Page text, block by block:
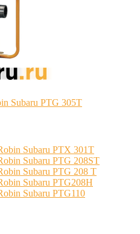
Subaru PTG 305T
Subaru PTX 301T
Subaru PTG 208ST
Subaru PTG 208 Т
Subaru PTG208H
Subaru PTG110